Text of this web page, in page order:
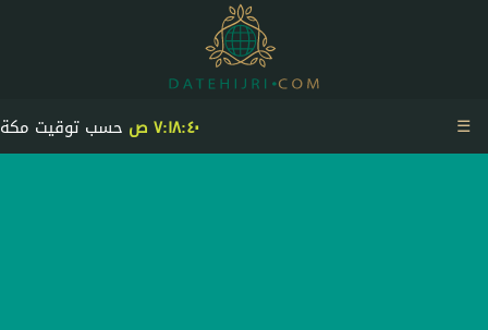
٧:١٨:٤٠ ص حسب توقيت مكة ☰